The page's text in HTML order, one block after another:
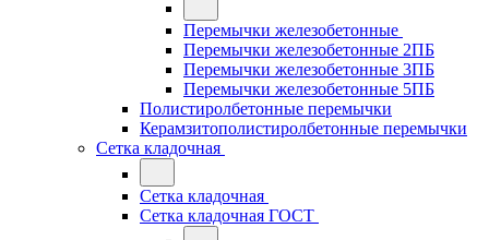
Перемычки железобетонные
Перемычки железобетонные 2ПБ
Перемычки железобетонные 3ПБ
Перемычки железобетонные 5ПБ
Полистиролбетонные перемычки
Керамзитополистиролбетонные перемычки
Сетка кладочная
Сетка кладочная
Сетка кладочная ГОСТ